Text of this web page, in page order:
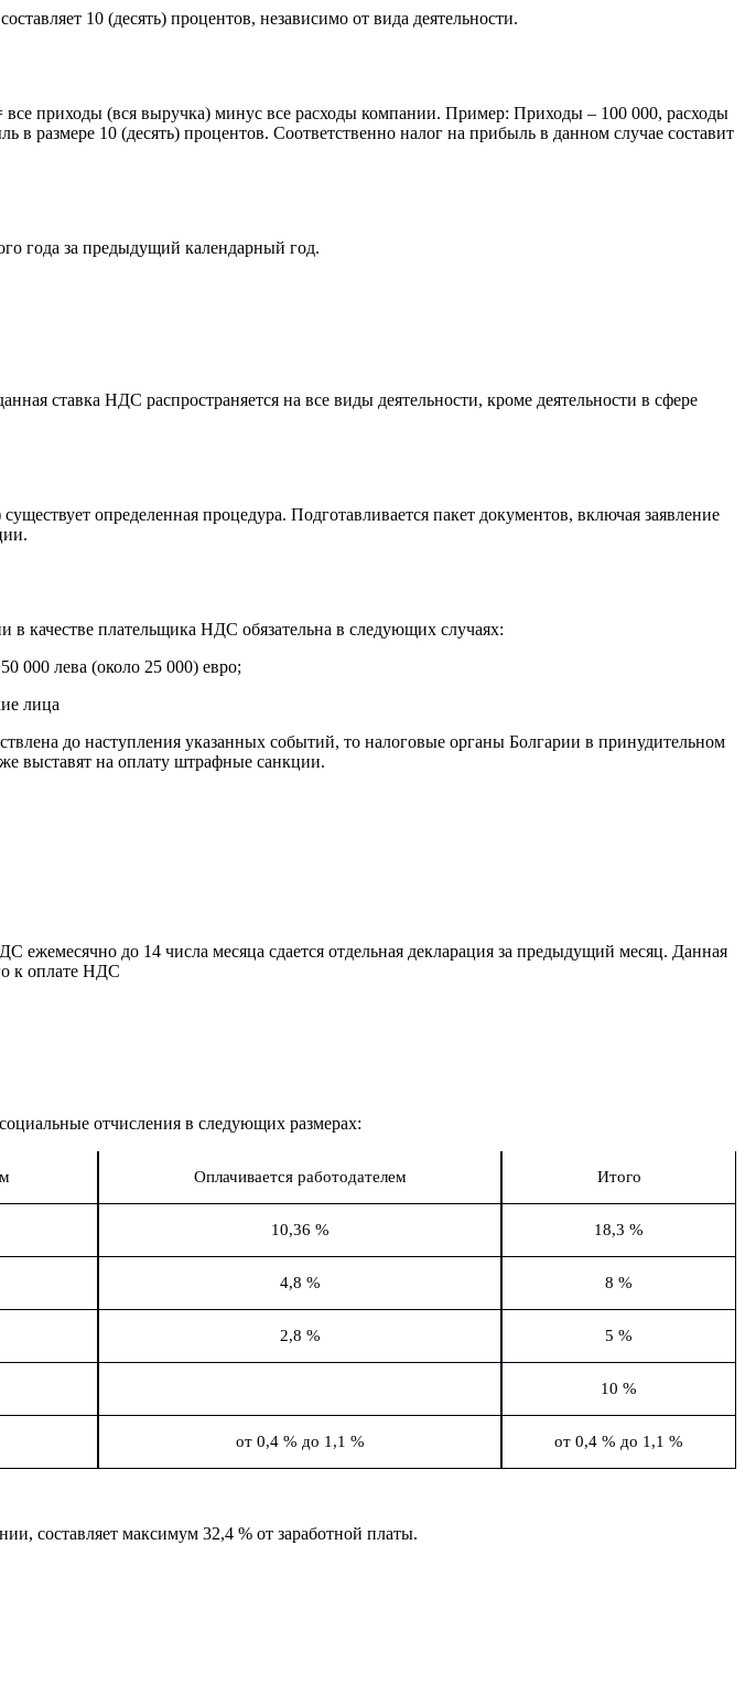
10 (десять) процентов, независимо от вида деятельности.
приходы (вся выручка) минус все расходы компании. Пример: Приходы – 100 000, расходы
размере 10 (десять) процентов. Соответственно налог на прибыль в данном случае составит
года за предыдущий календарный год.
ставка НДС распространяется на все виды деятельности, кроме деятельности в сфере
определенная процедура. Подготавливается пакет документов, включая заявление
в качестве плательщика НДС обязательна в следующих случаях:
000 лева (около 25 000) евро;
лица
до наступления указанных событий, то налоговые органы Болгарии в принудительном
выставят на оплату штрафные санкции.
ежемесячно до 14 числа месяца сдается отдельная декларация за предыдущий месяц. Данная
к оплате НДС
отчисления в следующих размерах:
Оплачивается работодателем Итого
10,36 % 18,3 %
4,8 % 8 %
2,8 % 5 %
10 %
от 0,4 % до 1,1 % от 0,4 % до 1,1 %
составляет максимум 32,4 % от заработной платы.